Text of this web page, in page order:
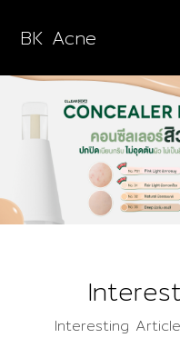
BK Acne
Interesting